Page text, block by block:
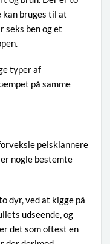
kan bruges til at
seks ben og et
typer af
på samme
pelsklannere
nogle bestemte
dyr, ved at kigge på
udseende, og
det som oftest en